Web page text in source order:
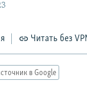
Читать без
в Google